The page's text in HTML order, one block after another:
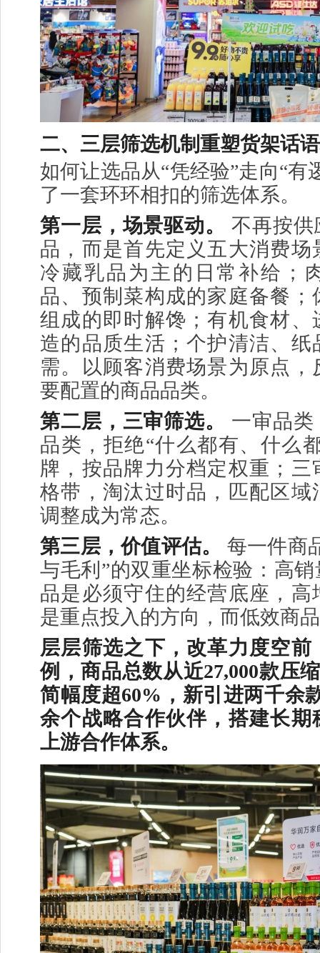
二、三层筛选机制重塑货架话
如何让选品从“凭经验”走向“有
了一套环环相扣的筛选体系。
第一层，场景驱动。
不再按供
品，而是首先定义五大消费场
冷藏乳品为主的日常补给；
品、预制菜构成的家庭备餐；
组成的即时解馋；有机食材、
造的品质生活；个护清洁、纸
需。以顾客消费场景为原点，
要配置的商品品类。
第二层，三审筛选。
一审品类
品类，拒绝“什么都有、什么
牌，按品牌力分档定权重；三
格带，淘汰过时品，匹配区域
调整成为常态。
第三层，价值评估。
每一件商
与毛利”的双重坐标检验：高
品是必须守住的经营底座，高
是重点投入的方向，而低效商
层层筛选之下，改革力度空前
例，商品总数从近27,000款压
简幅度超60%，新引进两千余
余个战略合作伙伴，搭建长期
上游合作体系。